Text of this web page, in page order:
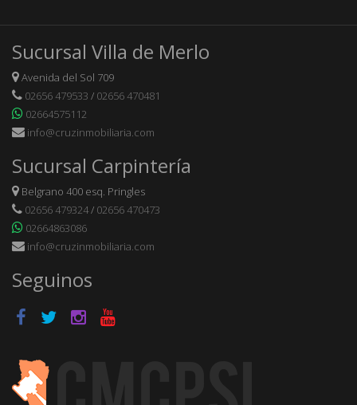
Sucursal Villa de Merlo
Avenida del Sol 709
02656 479533 / 02656 470481
02664575112
info@cruzinmobiliaria.com
Sucursal Carpintería
Belgrano 400 esq. Pringles
02656 479324/ 02656 470473
02664863086
info@cruzinmobiliaria.com
Seguinos